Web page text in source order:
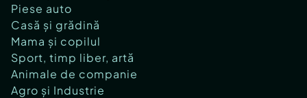
Piese auto
Casă și grădină
Mama și copilul
Sport, timp liber, artă
Animale de companie
Agro și Industrie